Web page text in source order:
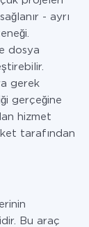
- ayrı
dosya
gerek
gerçeğine
hizmet
tarafından
Bu araç